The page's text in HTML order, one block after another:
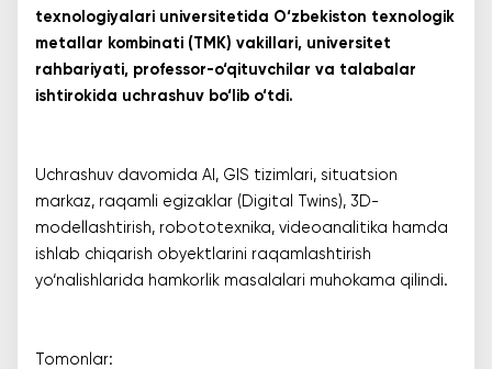
texnologiyalari universitetida O‘zbekiston texnologik
metallar kombinati (TMK) vakillari, universitet
rahbariyati, professor-o‘qituvchilar va talabalar
ishtirokida uchrashuv bo‘lib o‘tdi.
Uchrashuv davomida AI, GIS tizimlari, situatsion
markaz, raqamli egizaklar (Digital Twins), 3D-
modellashtirish, robototexnika, videoanalitika hamda
ishlab chiqarish obyektlarini raqamlashtirish
yo‘nalishlarida hamkorlik masalalari muhokama qilindi.
Tomonlar: